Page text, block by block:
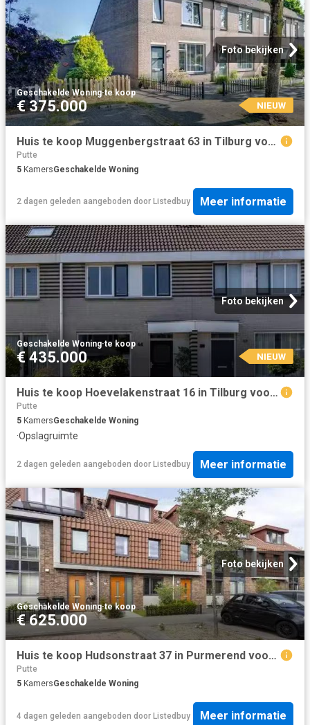
Foto bekijken
Geschakelde Woning·te koop
€ 375.000 NIEUW
Huis te koop Muggenbergstraat 63 in Tilburg voor € 375.000
Putte
5 KamersGeschakelde Woning
2 dagen geleden aangeboden door Listedbuy Meer informatie
Foto bekijken
Geschakelde Woning·te koop
€ 435.000 NIEUW
Huis te koop Hoevelakenstraat 16 in Tilburg voor € 435.000
Putte
5 KamersGeschakelde Woning
·Opslagruimte
2 dagen geleden aangeboden door Listedbuy Meer informatie
Foto bekijken
Geschakelde Woning·te koop
€ 625.000
Huis te koop Hudsonstraat 37 in Purmerend voor € 625.000
Putte
5 KamersGeschakelde Woning
4 dagen geleden aangeboden door Listedbuy Meer informatie